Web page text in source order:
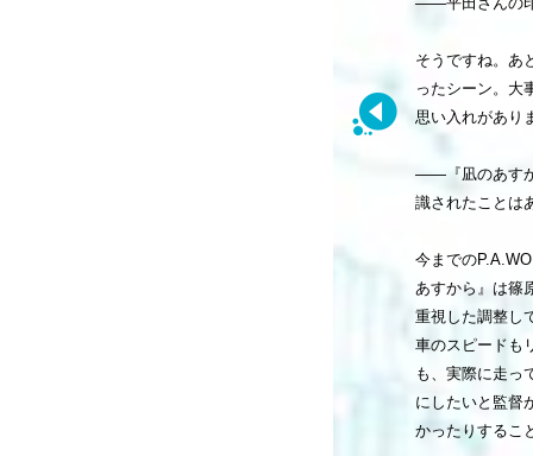
そうですね。あ
ったシーン。大
思い入れがあり
――『凪のあすか
識されたことは
今までの
あすから』は篠
重視した調整し
車のスピードも
も、実際に走っ
にしたいと監督
かったりするこ